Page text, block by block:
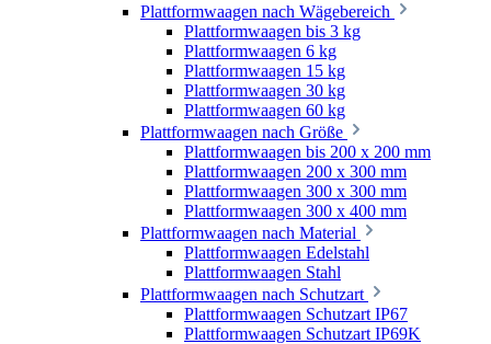
Plattformwaagen nach Wägebereich
Plattformwaagen bis 3 kg
Plattformwaagen 6 kg
Plattformwaagen 15 kg
Plattformwaagen 30 kg
Plattformwaagen 60 kg
Plattformwaagen nach Größe
Plattformwaagen bis 200 x 200 mm
Plattformwaagen 200 x 300 mm
Plattformwaagen 300 x 300 mm
Plattformwaagen 300 x 400 mm
Plattformwaagen nach Material
Plattformwaagen Edelstahl
Plattformwaagen Stahl
Plattformwaagen nach Schutzart
Plattformwaagen Schutzart IP67
Plattformwaagen Schutzart IP69K